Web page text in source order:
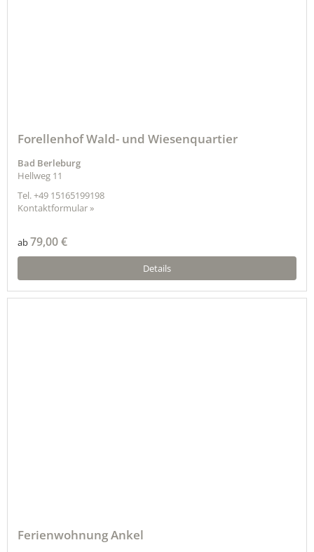
Forellenhof Wald- und Wiesenquartier
Bad Berleburg
Hellweg 11
Tel. +49 15165199198
Kontaktformular »
ab79,00 €
Details
Ferienwohnung Ankel